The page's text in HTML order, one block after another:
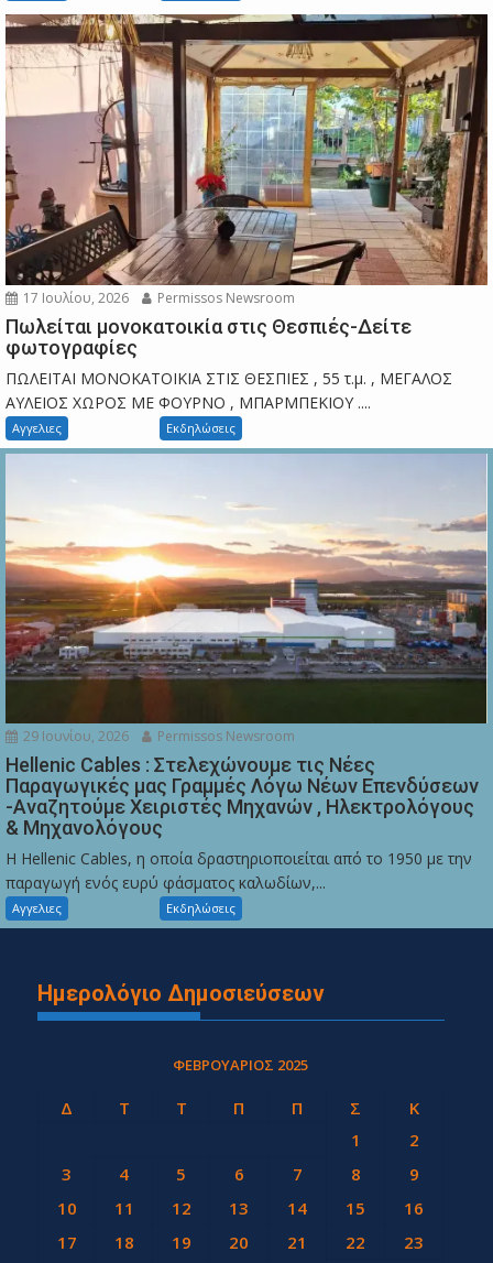
17 Ιουλίου, 2026 Permissos Newsroom
Πωλείται μονοκατοικία στις Θεσπιές-Δείτε
φωτογραφίες
ΠΩΛΕΙΤΑΙ ΜΟΝΟΚΑΤΟΙΚΙΑ ΣΤΙΣ ΘΕΣΠΙΕΣ , 55 τ.μ. , ΜΕΓΑΛΟΣ
ΑΥΛΕΙΟΣ ΧΩΡΟΣ ΜΕ ΦΟΥΡΝΟ , ΜΠΑΡΜΠΕΚΙΟΥ ....
Αγγελιες Εκδηλώσεις
29 Ιουνίου, 2026 Permissos Newsroom
Hellenic Cables : Στελεχώνουμε τις Νέες
Παραγωγικές μας Γραμμές Λόγω Νέων Επενδύσεων
-Αναζητούμε Χειριστές Μηχανών , Ηλεκτρολόγους
& Μηχανολόγους
Η Hellenic Cables, η οποία δραστηριοποιείται από το 1950 με την
παραγωγή ενός ευρύ φάσματος καλωδίων,...
Αγγελιες Εκδηλώσεις
Ημερολόγιο Δημοσιεύσεων
ΦΕΒΡΟΥΆΡΙΟΣ 2025
Δ Τ Τ Π Π Σ
Κ
1
2
3
4 5 6 7 8
9
10
11 12 13 14 15
16
17
18 19 20 21 22
23